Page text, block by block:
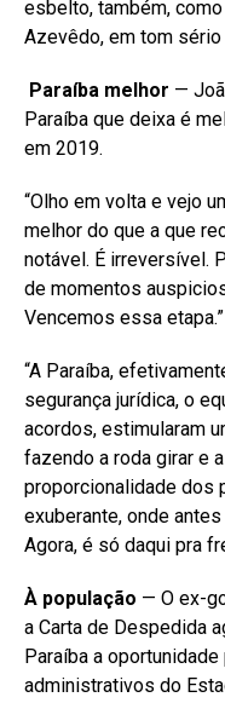
esbelto, também,
Azevêdo, em tom
Paraíba melhor —
Paraíba que deixa é
em 2019.
“Olho em volta e vejo
melhor do que a que
notável. É irreversível.
de momentos
Vencemos essa etapa.”
“A Paraíba,
segurança jurídica, o
acordos, estimularam
fazendo a roda girar e
proporcionalidade dos
exuberante, onde
Agora, é só daqui pra
À população — O ex-
a Carta de Despedida
Paraíba a
administrativos do